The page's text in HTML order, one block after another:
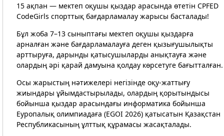
15 ақпан — мектеп оқушы қыздар арасында өтетін CPFED
CodeGirls спорттық бағдарламалау жарысы басталады!
Бұл жоба 7–13 сыныптағы мектеп оқушы қыздарға
арналған және бағдарламалауға деген қызығушылықты
арттыруға, дарынды қатысушыларды анықтауға және
олардың әрі қарай дамуына қолдау көрсетуге бағытталған.
Осы жарыстың нәтижелері негізінде оқу-жаттығу
жиындары ұйымдастырылады, олардың қорытындысы
бойынша қыздар арасындағы информатика бойынша
Еуропалық олимпиадаға (EGOI 2026) қатысатын Қазақстан
Республикасының ұлттық құрамасы жасақталады.